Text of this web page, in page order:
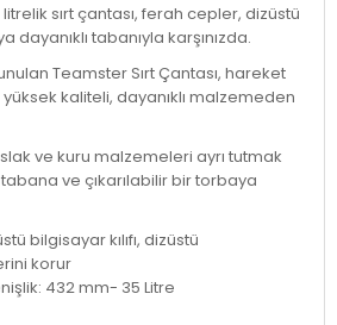
sırt çantası, ferah cepler, dizüstü
dayanıklı tabanıyla karşınızda.
Teamster Sırt Çantası, hareket
kaliteli, dayanıklı malzemeden
ve kuru malzemeleri ayrı tutmak
ve çıkarılabilir bir torbaya
bilgisayar kılıfı, dizüstü
korur
432 mm- 35 Litre